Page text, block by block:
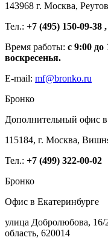
143968 г. Москва,
Тел.: +7 (495) 150-09-38
Время работы: с 9:00 до
воскресенья.
E-mail: mf@bronko.ru
Бронко
Дополнительный офис
115184, г. Москва,
Тел.: +7 (499) 322-00-02
Бронко
Офис в Екатеринбурге
улица Добролюбова, 16/
область, 620014